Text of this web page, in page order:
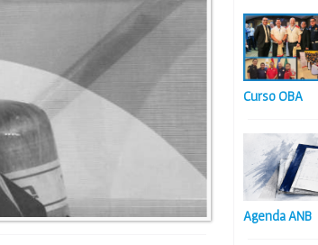
Curso OBA
Agenda ANB